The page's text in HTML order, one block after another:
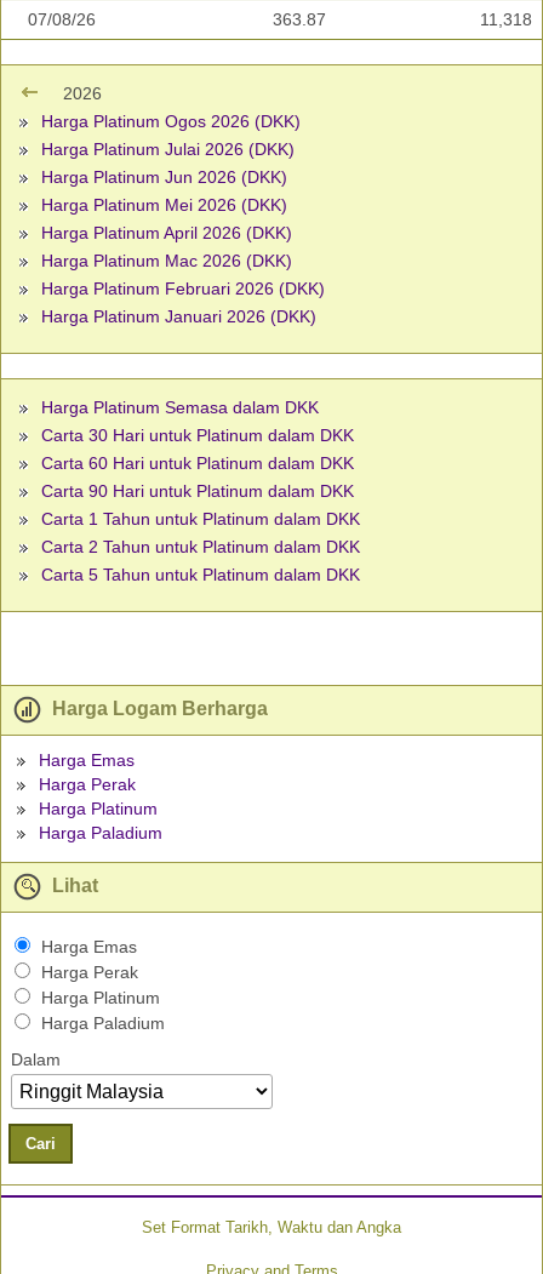
07/08/26 363.87 11,318
2026
Harga Platinum Ogos 2026 (DKK)
Harga Platinum Julai 2026 (DKK)
Harga Platinum Jun 2026 (DKK)
Harga Platinum Mei 2026 (DKK)
Harga Platinum April 2026 (DKK)
Harga Platinum Mac 2026 (DKK)
Harga Platinum Februari 2026 (DKK)
Harga Platinum Januari 2026 (DKK)
Harga Platinum Semasa dalam DKK
Carta 30 Hari untuk Platinum dalam DKK
Carta 60 Hari untuk Platinum dalam DKK
Carta 90 Hari untuk Platinum dalam DKK
Carta 1 Tahun untuk Platinum dalam DKK
Carta 2 Tahun untuk Platinum dalam DKK
Carta 5 Tahun untuk Platinum dalam DKK
Harga Logam Berharga
Harga Emas
Harga Perak
Harga Platinum
Harga Paladium
Lihat
Harga Emas
Harga Perak
Harga Platinum
Harga Paladium
Dalam
Cari
Set Format Tarikh, Waktu dan Angka
Privacy and Terms